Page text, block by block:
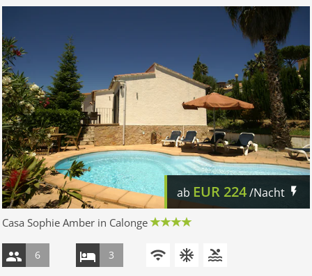
ab EUR 224/Nacht
Casa Sophie Amber in Calonge
6 3